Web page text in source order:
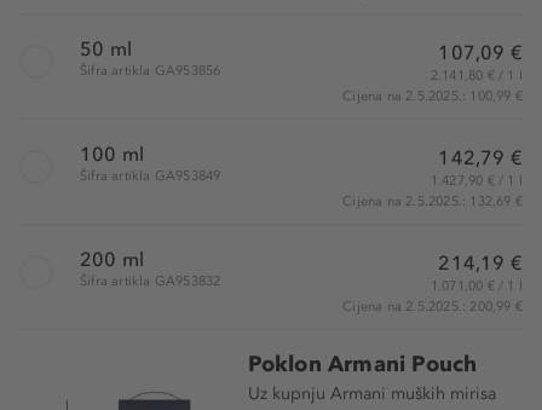
50 ml
Šifra artikla GA953856
107,09 €
2.141,80 € / 1 l
Cijena na 2.5.2025.: 100,99 €
100 ml
Šifra artikla GA953849
142,79 €
1.427,90 € / 1 l
Cijena na 2.5.2025.: 132,69 €
200 ml
Šifra artikla GA953832
214,19 €
1.071,00 € / 1 l
Cijena na 2.5.2025.: 200,99 €
Poklon Armani Pouch
Uz kupnju Armani muških mirisa